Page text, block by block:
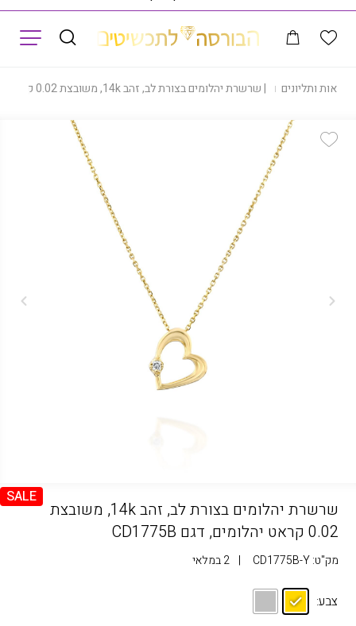
ותליונים |שרשרת יהלומים בצורת לב, זהב 14k, משובצת 0.02 קראט יהלומים, דגם CD1775B
Add Wishlist
SALE
שרשרת יהלומים בצורת לב, זהב 14k, משובצת
0.02 קראט יהלומים, דגם CD1775B
מק"ט:CD1775B-Y
| 2 במלאי
צבע: